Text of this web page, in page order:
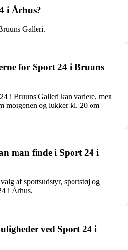
i Århus?
Galleri.
for Sport 24 i Bruuns
i Bruuns Galleri kan variere, men
morgenen og lukker kl. 20 om
man finde i Sport 24 i
af sportsudstyr, sportstøj og
i Århus.
ved Sport 24 i